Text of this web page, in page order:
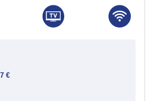
€